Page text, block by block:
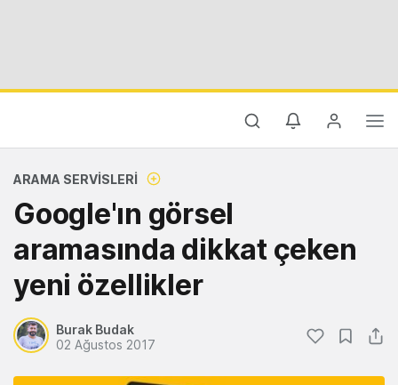
ARAMA SERVISLERI
Google'ın görsel
aramasında dikkat çeken
yeni özellikler
Burak Budak
02 Ağustos 2017